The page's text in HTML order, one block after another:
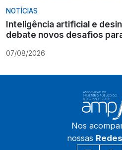
NOTÍCIAS
Inteligência artificial e
debate novos desafios
07/08/2026
Nos
nossas